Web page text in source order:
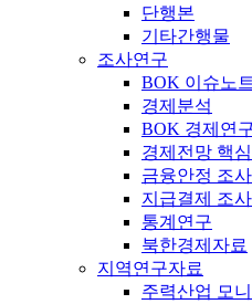
단행본
기타간행물
조사연구
BOK 이슈노트
경제분석
BOK 경제연
경제전망 핵
금융안정 조
지급결제 조
통계연구
북한경제자료
지역연구자료
주력산업 모